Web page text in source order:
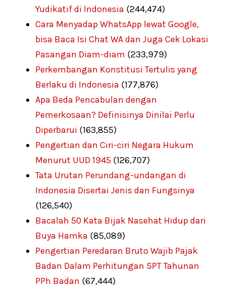
Yudikatif di Indonesia (244,474)
Cara Menyadap WhatsApp lewat Google,
bisa Baca Isi Chat WA dan Juga Cek Lokasi
Pasangan Diam-diam (233,979)
Perkembangan Konstitusi Tertulis yang
Berlaku di Indonesia (177,876)
Apa Beda Pencabulan dengan
Pemerkosaan? Definisinya Dinilai Perlu
Diperbarui (163,855)
Pengertian dan Ciri-ciri Negara Hukum
Menurut UUD 1945 (126,707)
Tata Urutan Perundang-undangan di
Indonesia Disertai Jenis dan Fungsinya
(126,540)
Bacalah 50 Kata Bijak Nasehat Hidup dari
Buya Hamka (85,089)
Pengertian Peredaran Bruto Wajib Pajak
Badan Dalam Perhitungan SPT Tahunan
PPh Badan (67,444)